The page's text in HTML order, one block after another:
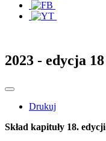
2023 - edycja 18
Drukuj
Skład kapituły 18.